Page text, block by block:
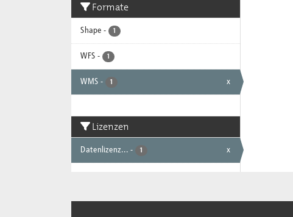
Formate
Shape - 1
WFS - 1
WMS - 1 x
Lizenzen
Datenlizenz... - 1 x